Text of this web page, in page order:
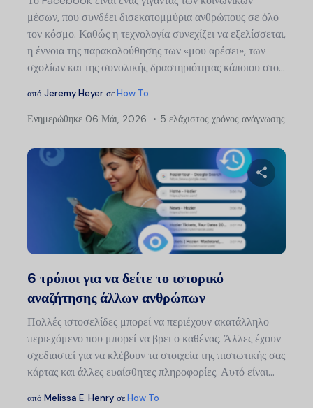
μέσων, που συνδέει δισεκατομμύρια ανθρώπους σε όλο
τον κόσμο. Καθώς η τεχνολογία συνεχίζει να εξελίσσεται,
η έννοια της παρακολούθησης των «μου αρέσει», των
σχολίων και της συνολικής δραστηριότητας κάποιου στο...
από Jeremy Heyer σεHow To
Ενημερώθηκε 06 Μάι, 2026 5 ελάχιστος χρόνος ανάγνωσης
6 τρόποι για να δείτε το ιστορικό
αναζήτησης άλλων ανθρώπων
Πολλές ιστοσελίδες μπορεί να περιέχουν ακατάλληλο
περιεχόμενο που μπορεί να βρει ο καθένας. Άλλες έχουν
σχεδιαστεί για να κλέβουν τα στοιχεία της πιστωτικής σας
κάρτας και άλλες ευαίσθητες πληροφορίες. Αυτό είναι…
από Melissa E. Henry σεHow To